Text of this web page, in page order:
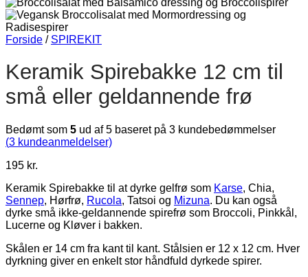
Forside / SPIREKIT
Keramik Spirebakke 12 cm til
små eller geldannende frø
Bedømt som 5 ud af 5 baseret på 3 kundebedømmelser
(3 kundeanmeldelser)
195 kr.
Keramik Spirebakke til at dyrke gelfrø som Karse, Chia,
Sennep, Hørfrø, Rucola, Tatsoi og Mizuna. Du kan også
dyrke små ikke-geldannende spirefrø som Broccoli, Pinkkål,
Lucerne og Kløver i bakken.
Skålen er 14 cm fra kant til kant. Stålsien er 12 x 12 cm. Hver
dyrkning giver en enkelt stor håndfuld dyrkede spirer.